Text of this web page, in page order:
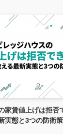
家賃値上げは拒否
実態と3つの防衛策